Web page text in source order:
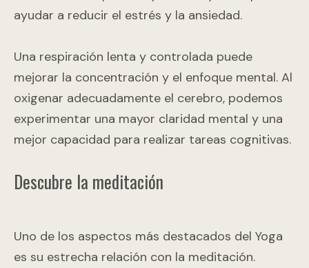
ayudar a reducir el estrés y la ansiedad.
Una respiración lenta y controlada puede
mejorar la concentración y el enfoque mental. Al
oxigenar adecuadamente el cerebro, podemos
experimentar una mayor claridad mental y una
mejor capacidad para realizar tareas cognitivas.
Descubre la meditación
Uno de los aspectos más destacados del Yoga
es su estrecha relación con la meditación.